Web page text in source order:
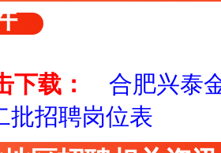
载：
合肥兴泰
批招聘岗位表